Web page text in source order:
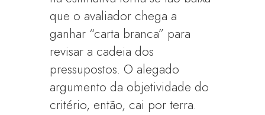
que o avaliador chega a
ganhar “carta branca” para
revisar a cadeia dos
pressupostos. O alegado
argumento da objetividade do
critério, então, cai por terra.